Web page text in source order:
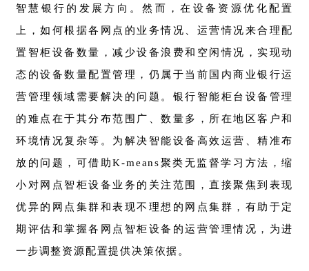
智慧银行的发展方向。然而，在设备资源优化配置
上，如何根据各网点的业务情况、运营情况来合理配
置智柜设备数量，减少设备浪费和空闲情况，实现动
态的设备数量配置管理，仍属于当前国内商业银行运
营管理领域需要解决的问题。银行智能柜台设备管理
的难点在于其分布范围广、数量多，所在地区客户和
环境情况复杂等。为解决智能设备高效运营、精准布
放的问题，可借助K-means聚类无监督学习方法，缩
小对网点智柜设备业务的关注范围，直接聚焦到表现
优异的网点集群和表现不理想的网点集群，有助于定
期评估和掌握各网点智柜设备的运营管理情况，为进
一步调整资源配置提供决策依据。